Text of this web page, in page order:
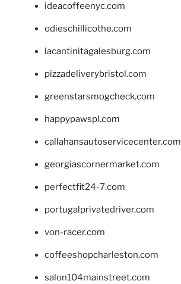
ideacoffeenyc.com
odieschillicothe.com
lacantinitagalesburg.com
pizzadeliverybristol.com
greenstarsmogcheck.com
happypawspl.com
callahansautoservicecenter.com
georgiascornermarket.com
perfectfit24-7.com
portugalprivatedriver.com
von-racer.com
coffeeshopcharleston.com
salon104mainstreet.com